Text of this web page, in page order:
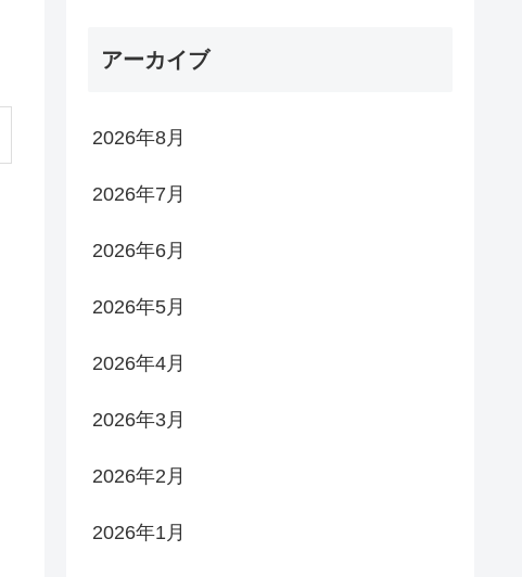
アーカイブ
2026年8月
2026年7月
2026年6月
2026年5月
2026年4月
2026年3月
2026年2月
2026年1月